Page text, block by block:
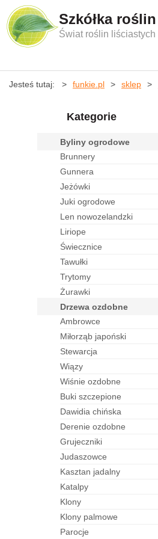
Szkółka roślin
Świat roślin liściastych
Jesteś tutaj: funkie.pl sklep
Kategorie
byliny ogrodowe
brunnery
gunnera
jeżówki
juki ogrodowe
len nowozelandzki
liriope
świecznice
tawułki
trytomy
żurawki
drzewa ozdobne
ambrowce
miłorząb japoński
stewarcja
wiązy
wiśnie ozdobne
buki szczepione
dawidia chińska
derenie ozdobne
grujeczniki
judaszowce
kasztan jadalny
katalpy
klony
klony palmowe
parocje